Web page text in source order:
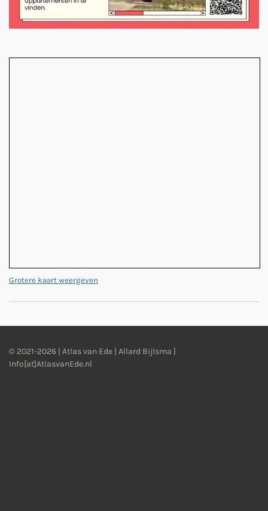
Grotere kaart weergeven
© 2021-2026 | Atlas van Ede | Allard Bijlsma |
Info[at]AtlasvanEde.nl